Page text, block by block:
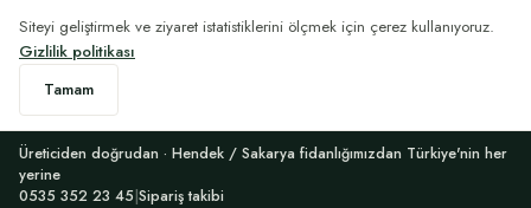
Siteyi geliştirmek ve ziyaret istatistiklerini ölçmek için çerez kullanıyoruz.
Gizlilik politikası
Tamam
Üreticiden doğrudan · Hendek / Sakarya fidanlığımızdan Türkiye'nin her
yerine
0535 352 23 45|Sipariş takibi